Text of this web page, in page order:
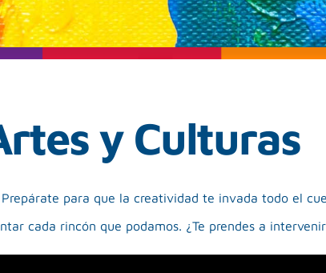
y Culturas
para que la creatividad te invada todo el
cada rincón que podamos. ¿Te prendes a